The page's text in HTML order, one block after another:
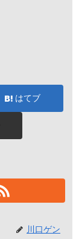
はてブ
川口ゲン